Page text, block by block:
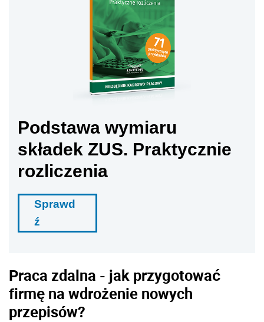
Podstawa wymiaru
składek ZUS. Praktycznie
rozliczenia
Sprawd
ź
Praca zdalna - jak przygotować
firmę na wdrożenie nowych
przepisów?